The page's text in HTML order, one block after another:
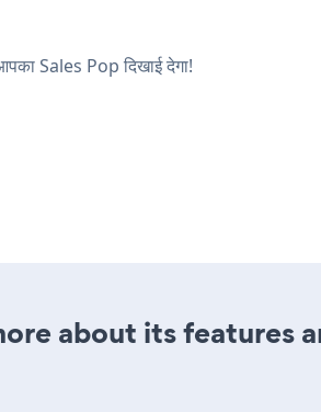
Sales Pop दिखाई देगा!
about its features